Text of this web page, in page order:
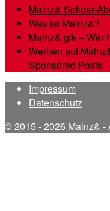
Mainz& Solidar-
Was ist Mainz&?
Mainz& gik – Wer
Werben auf
Sponsored Posts
Impressum
Datenschutz
© 2015 - 2026 Mainz& -